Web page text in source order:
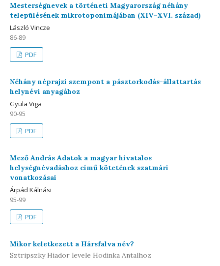
Mesterségnevek a történeti Magyarország néhány
településének mikrotoponimájában (XIV−XVI. század)
László Vincze
86-89
PDF
Néhány néprajzi szempont a pásztorkodás-állattartás
helynévi anyagához
Gyula Viga
90-95
PDF
Mező András Adatok a magyar hivatalos
helységnévadáshoz című kötetének szatmári
vonatkozásai
Árpád Kálnási
95-99
PDF
Mikor keletkezett a Hársfalva név?
Sztripszky Hiador levele Hodinka Antalhoz